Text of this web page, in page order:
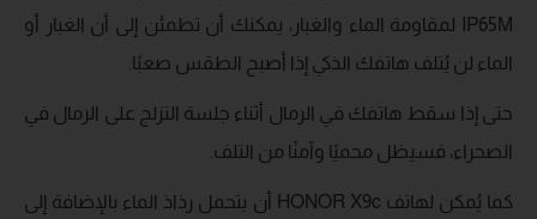
IP65M لمقاومة الماء والغبار، يمكنك أن تطمئن إلى أن الغبار أو
الماء لن يُتلف هاتفك الذكي إذا أصبح الطقس صعبًا.
حتى إذا سقط هاتفك في الرمال أثناء جلسة التزلج على الرمال في
الصحراء، فسيظل محميًا وآمنًا من التلف.
كما يُمكن لهاتف HONOR X9c أن يتحمل رذاذ الماء بالإضافة إلى